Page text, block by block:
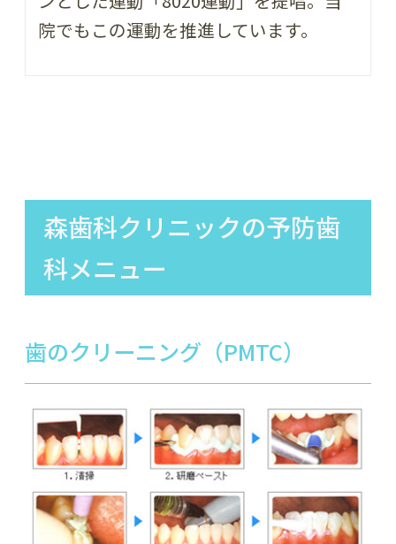
院でもこの運動を推進しています。
森歯科クリニックの予防歯
科メニュー
歯のクリーニング（PMTC）